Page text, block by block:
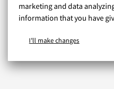
marketing and data
information that you have
I'll make changes